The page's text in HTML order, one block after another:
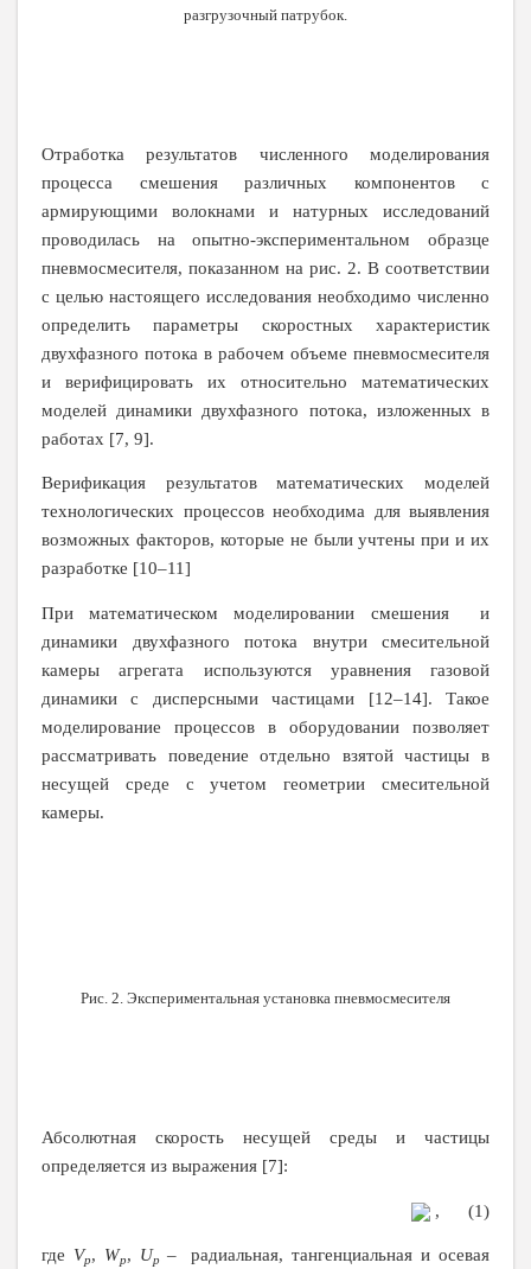
разгрузочный патрубок.
Отработка результатов численного моделирования
процесса смешения различных компонентов с
армирующими волокнами и натурных исследований
проводилась на опытно-экспериментальном образце
пневмосмесителя, показанном на рис. 2. В соответствии
с целью настоящего исследования необходимо численно
определить параметры скоростных характеристик
двухфазного потока в рабочем объеме пневмосмесителя
и верифицировать их относительно математических
моделей динамики двухфазного потока, изложенных в
работах [7, 9].
Верификация результатов математических моделей
технологических процессов необходима для выявления
возможных факторов, которые не были учтены при и их
разработке [10–11]
При математическом моделировании смешения и
динамики двухфазного потока внутри смесительной
камеры агрегата используются уравнения газовой
динамики с дисперсными частицами [12–14]. Такое
моделирование процессов в оборудовании позволяет
рассматривать поведение отдельно взятой частицы в
несущей среде с учетом геометрии смесительной
камеры.
Рис. 2. Экспериментальная установка пневмосмесителя
Абсолютная скорость несущей среды и частицы
определяется из выражения [7]:
, (1)
где Vp, Wp, Up – радиальная, тангенциальная и осевая